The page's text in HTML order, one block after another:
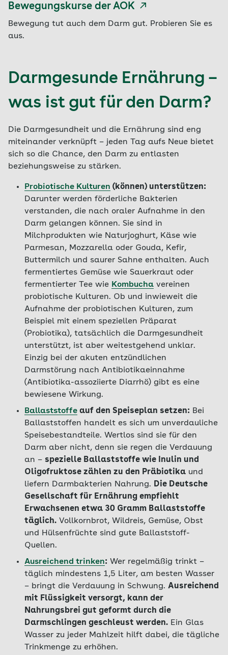
Bewegungskurse der AOK
Bewegung tut auch dem Darm gut. Probieren Sie es
aus.
Darmgesunde Ernährung –
was ist gut für den Darm?
Die Darmgesundheit und die Ernährung sind eng
miteinander verknüpft – jeden Tag aufs Neue bietet
sich so die Chance, den Darm zu entlasten
beziehungsweise zu stärken.
Probiotische Kulturen (können) unterstützen:
Darunter werden förderliche Bakterien
verstanden, die nach oraler Aufnahme in den
Darm gelangen können. Sie sind in
Milchprodukten wie Naturjoghurt, Käse wie
Parmesan, Mozzarella oder Gouda, Kefir,
Buttermilch und saurer Sahne enthalten. Auch
fermentiertes Gemüse wie Sauerkraut oder
fermentierter Tee wie Kombucha vereinen
probiotische Kulturen. Ob und inwieweit die
Aufnahme der probiotischen Kulturen, zum
Beispiel mit einem speziellen Präparat
(Probiotika), tatsächlich die Darmgesundheit
unterstützt, ist aber weitestgehend unklar.
Einzig bei der akuten entzündlichen
Darmstörung nach Antibiotikaeinnahme
(Antibiotika-assoziierte Diarrhö) gibt es eine
bewiesene Wirkung.
Ballaststoffe auf den Speiseplan setzen: Bei
Ballaststoffen handelt es sich um unverdauliche
Speisebestandteile. Wertlos sind sie für den
Darm aber nicht, denn sie regen die Verdauung
an – spezielle Ballaststoffe wie Inulin und
Oligofruktose zählen zu den Präbiotika und
liefern Darmbakterien Nahrung. Die Deutsche
Gesellschaft für Ernährung empfiehlt
Erwachsenen etwa 30 Gramm Ballaststoffe
täglich. Vollkornbrot, Wildreis, Gemüse, Obst
und Hülsenfrüchte sind gute Ballaststoff-
Quellen.
Ausreichend trinken: Wer regelmäßig trinkt –
täglich mindestens 1,5 Liter, am besten Wasser
– bringt die Verdauung in Schwung. Ausreichend
mit Flüssigkeit versorgt, kann der
Nahrungsbrei gut geformt durch die
Darmschlingen geschleust werden. Ein Glas
Wasser zu jeder Mahlzeit hilft dabei, die tägliche
Trinkmenge zu erhöhen.